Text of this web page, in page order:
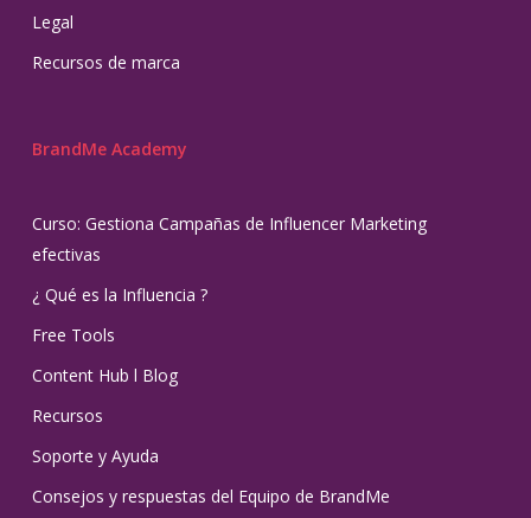
Legal
Recursos de marca
BrandMe Academy
Curso: Gestiona Campañas de Influencer Marketing
efectivas
¿ Qué es la Influencia ?
Free Tools
Content Hub l Blog
Recursos
Soporte y Ayuda
Consejos y respuestas del Equipo de BrandMe